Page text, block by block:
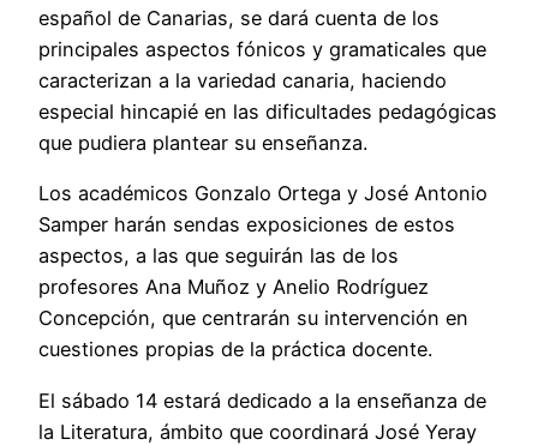
español de Canarias, se dará cuenta de los
principales aspectos fónicos y gramaticales que
caracterizan a la variedad canaria, haciendo
especial hincapié en las dificultades pedagógicas
que pudiera plantear su enseñanza.
Los académicos Gonzalo Ortega y José Antonio
Samper harán sendas exposiciones de estos
aspectos, a las que seguirán las de los
profesores Ana Muñoz y Anelio Rodríguez
Concepción, que centrarán su intervención en
cuestiones propias de la práctica docente.
El sábado 14 estará dedicado a la enseñanza de
la Literatura, ámbito que coordinará José Yeray